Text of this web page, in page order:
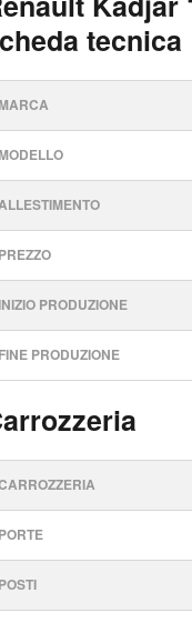
tecnica
MARCA
MODELLO
PREZZO
INIZIO PRODUZIONE
FINE PRODUZIONE
PORTE
POSTI